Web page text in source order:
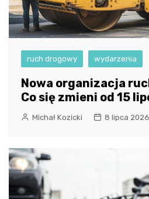
ruch drogowy wydarzenia
Nowa organizacja
Co się zmieni od 15
Michał Kozicki 8 lipca 2026